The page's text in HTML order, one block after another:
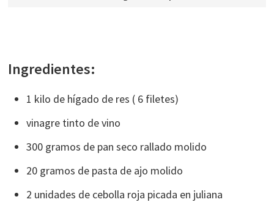
Ingredientes:
1 kilo de hígado de res ( 6 filetes)
vinagre tinto de vino
300 gramos de pan seco rallado molido
20 gramos de pasta de ajo molido
2 unidades de cebolla roja picada en juliana